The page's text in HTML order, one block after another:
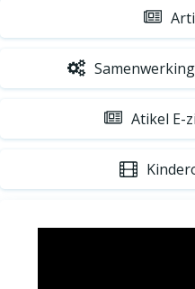
Atikel E-